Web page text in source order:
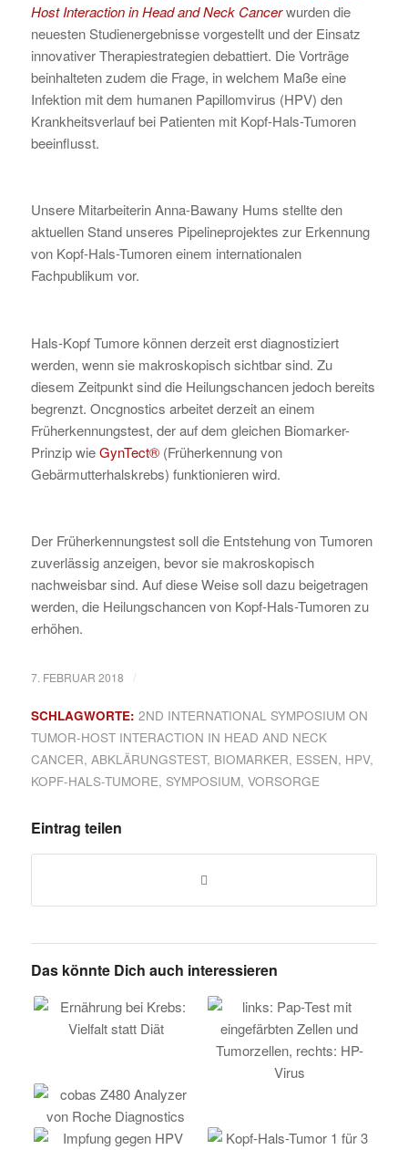
Host Interaction in Head and Neck Cancerwurden die
neuesten Studienergebnisse vorgestellt und der Einsatz
innovativer Therapiestrategien debattiert. Die Vorträge
beinhalteten zudem die Frage, in welchem Maße eine
Infektion mit dem humanen Papillomvirus (HPV) den
Krankheitsverlauf bei Patienten mit Kopf-Hals-Tumoren
beeinflusst.
Unsere Mitarbeiterin Anna-Bawany Hums stellte den
aktuellen Stand unseres Pipelineprojektes zur Erkennung
von Kopf-Hals-Tumoren einem internationalen
Fachpublikum vor.
Hals-Kopf Tumore können derzeit erst diagnostiziert
werden, wenn sie makroskopisch sichtbar sind. Zu
diesem Zeitpunkt sind die Heilungschancen jedoch bereits
begrenzt. Oncgnostics arbeitet derzeit an einem
Früherkennungstest, der auf dem gleichen Biomarker-
Prinzip wieGynTect®(Früherkennung von
Gebärmutterhalskrebs) funktionieren wird.
Der Früherkennungstest soll die Entstehung von Tumoren
zuverlässig anzeigen, bevor sie makroskopisch
nachweisbar sind. Auf diese Weise soll dazu beigetragen
werden, die Heilungschancen von Kopf-Hals-Tumoren zu
erhöhen.
7. FEBRUAR 2018 /
SCHLAGWORTE: 2ND INTERNATIONAL SYMPOSIUM ON
TUMOR-HOST INTERACTION IN HEAD AND NECK
CANCER, ABKLÄRUNGSTEST, BIOMARKER, ESSEN, HPV,
KOPF-HALS-TUMORE, SYMPOSIUM, VORSORGE
Eintrag teilen
Das könnte Dich auch interessieren